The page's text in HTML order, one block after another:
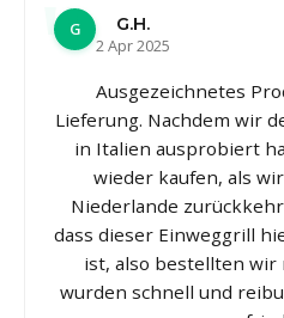
G
G.H.
2 Apr 2025
Ausgezeichnetes
Lieferung. Nachdem wir
in Italien ausprobiert
wieder kaufen, als
Niederlande
dass dieser Einweggrill
ist, also bestellten wir
wurden schnell und